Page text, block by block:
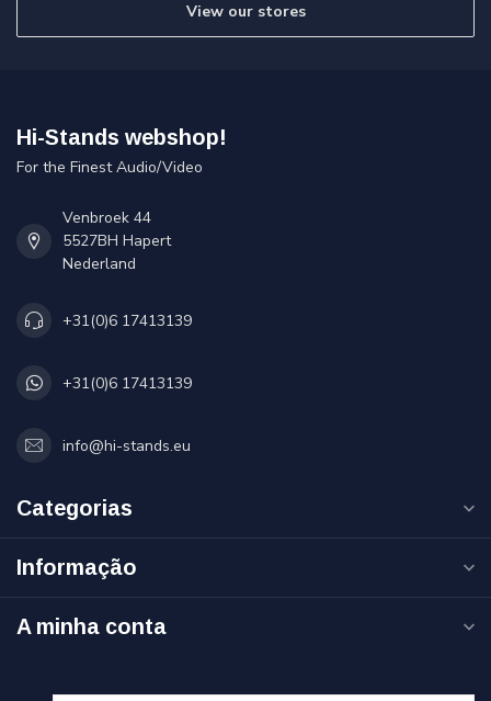
View our stores
Hi-Stands webshop!
For the Finest Audio/Video
Venbroek 44
5527BH Hapert
Nederland
+31(0)6 17413139
+31(0)6 17413139
info@hi-stands.eu
Categorias
Informação
A minha conta